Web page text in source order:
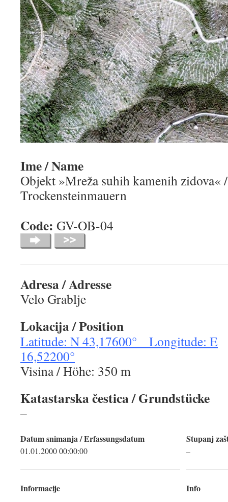
Ime / Name
Objekt »Mreža suhih kamenih zidova«
Trockensteinmauern
Code: GV-OB-04
Adresa / Adresse
Velo Grablje
Lokacija / Position
Latitude: N 43,17600° Longitude: E
16,52200°
Visina / Höhe: 350 m
Katastarska čestica / Grundstücke
–
Datum snimanja / Erfassungsdatum
01.01.2000 00:00:00
Informacije
Stupanj
–
Info